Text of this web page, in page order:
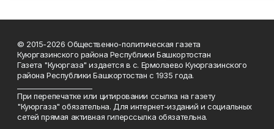
© 2015-2026 Общественно-политическая газета
Куюргазинского района Республики Башкортостан
Газета "Куюргаза" издается в с. Ермолаево Куюргазинского
района Республики Башкортостан с 1935 года.
При перепечатке или цитировании ссылка на газету
"Куюргаза" обязательна. Для интернет-изданий и социальных
сетей прямая активная гиперссылка обязательна.